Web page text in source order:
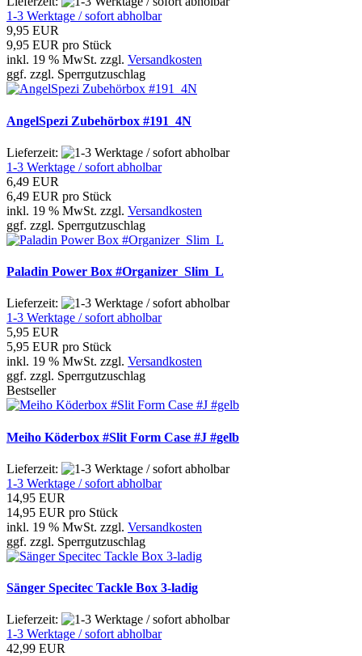
1-3 Werktage / sofort abholbar
9,95 EUR
9,95 EUR pro Stück
inkl. 19 % MwSt. zzgl. Versandkosten
ggf. zzgl. Sperrgutzuschlag
AngelSpezi Zubehörbox #191_4N
Lieferzeit:
1-3 Werktage / sofort abholbar
6,49 EUR
6,49 EUR pro Stück
inkl. 19 % MwSt. zzgl. Versandkosten
ggf. zzgl. Sperrgutzuschlag
Paladin Power Box #Organizer_Slim_L
Lieferzeit:
1-3 Werktage / sofort abholbar
5,95 EUR
5,95 EUR pro Stück
inkl. 19 % MwSt. zzgl. Versandkosten
ggf. zzgl. Sperrgutzuschlag
Bestseller
Meiho Köderbox #Slit Form Case #J #gelb
Lieferzeit:
1-3 Werktage / sofort abholbar
14,95 EUR
14,95 EUR pro Stück
inkl. 19 % MwSt. zzgl. Versandkosten
ggf. zzgl. Sperrgutzuschlag
Sänger Specitec Tackle Box 3-ladig
Lieferzeit:
1-3 Werktage / sofort abholbar
42,99 EUR